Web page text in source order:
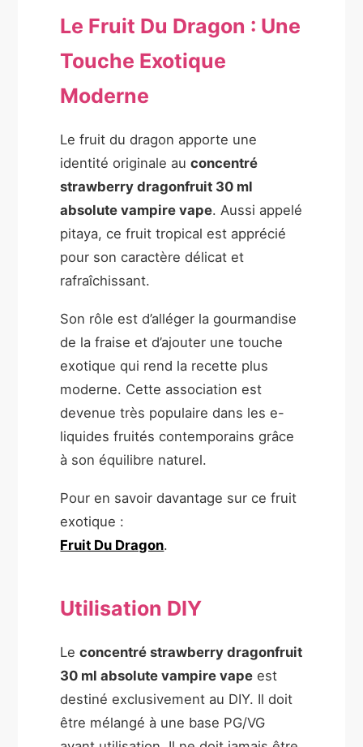
Le Fruit Du Dragon : Une
Touche Exotique
Moderne
Le fruit du dragon apporte une
identité originale auconcentré
strawberry dragonfruit 30 ml
absolute vampire vape. Aussi appelé
pitaya, ce fruit tropical est apprécié
pour son caractère délicat et
rafraîchissant.
Son rôle est d’alléger la gourmandise
de la fraise et d’ajouter une touche
exotique qui rend la recette plus
moderne. Cette association est
devenue très populaire dans les e-
liquides fruités contemporains grâce
à son équilibre naturel.
Pour en savoir davantage sur ce fruit
exotique :
Fruit Du Dragon.
Utilisation DIY
Leconcentré strawberry dragonfruit
30 ml absolute vampire vape est
destiné exclusivement au DIY. Il doit
être mélangé à une base PG/VG